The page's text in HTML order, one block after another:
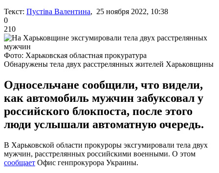
Текст: Пустіва Валентина, 25 ноября 2022, 10:38
0
210
Фото: Харьковская областная прокуратура
Обнаружены тела двух расстрелянных жителей Харьковщины
Односельчане сообщили, что видели,
как автомобиль мужчин забуксовал у
российского блокпоста, после этого
люди услышали автоматную очередь.
В Харьковской области прокуроры эксгумировали тела двух
мужчин, расстрелянных российскими военными. О этом
сообщает Офис генпрокурора Украины.